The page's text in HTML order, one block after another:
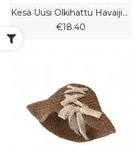
Kesä Uusi Olkihattu Havaijin Aurinkohattu Naisten Rantahattu Ulkona Aurinkosuojahattu
€18.40